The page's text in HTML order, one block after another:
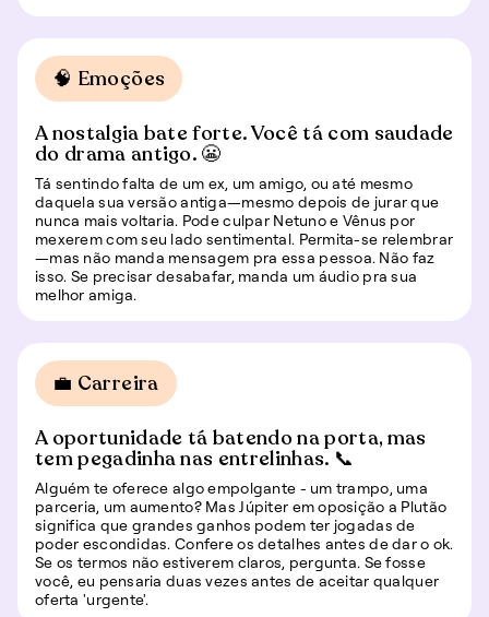
🧠 Emoções
A nostalgia bate forte. Você tá com saudade
do drama antigo. 😬
Tá sentindo falta de um ex, um amigo, ou até mesmo
daquela sua versão antiga—mesmo depois de jurar que
nunca mais voltaria. Pode culpar Netuno e Vênus por
mexerem com seu lado sentimental. Permita-se relembrar
—mas não manda mensagem pra essa pessoa. Não faz
isso. Se precisar desabafar, manda um áudio pra sua
melhor amiga.
💼 Carreira
A oportunidade tá batendo na porta, mas
tem pegadinha nas entrelinhas. 📞
Alguém te oferece algo empolgante - um trampo, uma
parceria, um aumento? Mas Júpiter em oposição a Plutão
significa que grandes ganhos podem ter jogadas de
poder escondidas. Confere os detalhes antes de dar o ok.
Se os termos não estiverem claros, pergunta. Se fosse
você, eu pensaria duas vezes antes de aceitar qualquer
oferta 'urgente'.